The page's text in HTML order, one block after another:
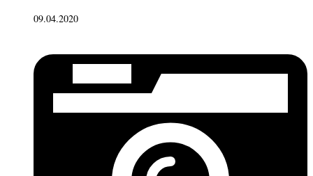
09.04.2020